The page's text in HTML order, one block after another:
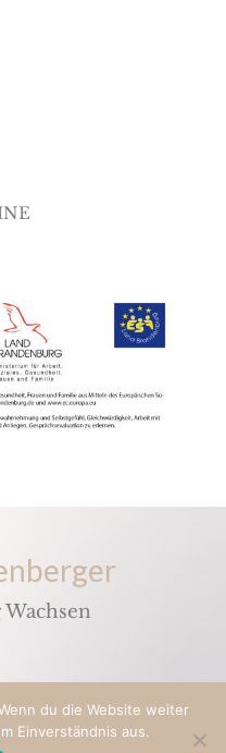
I Design byHerzzentriert
du die Website weiter
Einverständnis aus.